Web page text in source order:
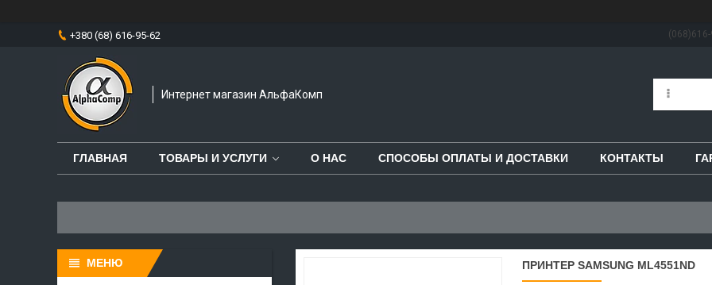
+380 (68) 616-95-62
Интернет магазин АльфаКомп
ГЛАВНАЯ ТОВАРЫ И УСЛУГИ О НАС СПОСОБЫ ОПЛАТЫ И ДОСТАВКИ КОНТАКТЫ
ПРИНТЕР SAMSUNG ML4551ND